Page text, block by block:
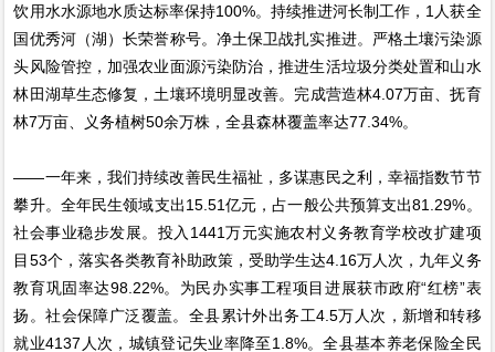
饮用水水源地水质达标率保持100%。持续推进河长制工作，1人获全
国优秀河（湖）长荣誉称号。净土保卫战扎实推进。严格土壤污染源
头风险管控，加强农业面源污染防治，推进生活垃圾分类处置和山水
林田湖草生态修复，土壤环境明显改善。完成营造林4.07万亩、抚育
林7万亩、义务植树50余万株，全县森林覆盖率达77.34%。
——一年来，我们持续改善民生福祉，多谋惠民之利，幸福指数节节
攀升。全年民生领域支出15.51亿元，占一般公共预算支出81.29%。
社会事业稳步发展。投入1441万元实施农村义务教育学校改扩建项
目53个，落实各类教育补助政策，受助学生达4.16万人次，九年义务
教育巩固率达98.22%。为民办实事工程项目进展获市政府“红榜”表
扬。社会保障广泛覆盖。全县累计外出务工4.5万人次，新增和转移
就业4137人次，城镇登记失业率降至1.8%。全县基本养老保险全民